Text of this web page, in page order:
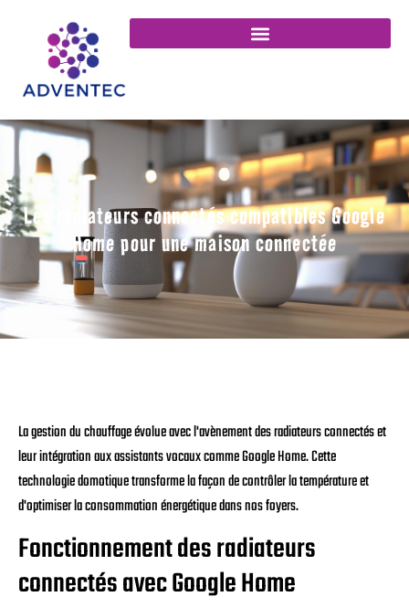
Les radiateurs connectés compatibles Google
Home pour une maison connectée
La gestion du chauffage évolue avec l'avènement des radiateurs connectés et
leur intégration aux assistants vocaux comme Google Home. Cette
technologie domotique transforme la façon de contrôler la température et
d'optimiser la consommation énergétique dans nos foyers.
Fonctionnement des radiateurs
connectés avec Google Home